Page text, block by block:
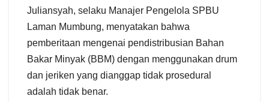
Juliansyah, selaku Manajer Pengelola SPBU
Laman Mumbung, menyatakan bahwa
pemberitaan mengenai pendistribusian Bahan
Bakar Minyak (BBM) dengan menggunakan drum
dan jeriken yang dianggap tidak prosedural
adalah tidak benar.